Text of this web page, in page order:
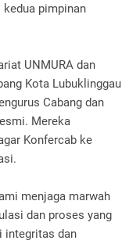
kedua pimpinan
UNMURA dan
Kota Lubuklinggau
Cabang dan
Mereka
Konfercab ke
menjaga marwah
dan proses yang
integritas dan